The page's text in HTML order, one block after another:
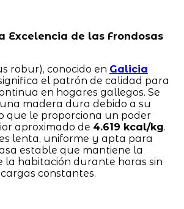
Excelencia de las Frondosas
robur), conocido en Galicia
el patrón de calidad para
en hogares gallegos. Se
madera dura debido a su
que le proporciona un poder
aproximado de 4.619 kcal/kg.
lenta, uniforme y apta para
estable que mantiene la
la habitación durante horas sin
constantes.